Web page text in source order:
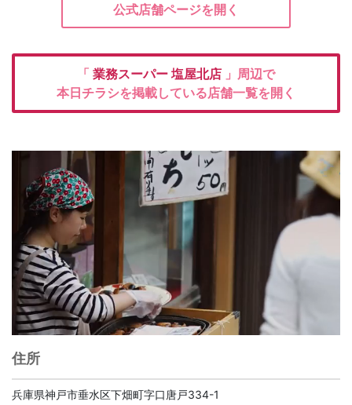
公式店舗ページを開く
「 業務スーパー 塩屋北店 」周辺で
本日チラシを掲載している店舗一覧を開く
住所
兵庫県神戸市垂水区下畑町字口唐戸334-1